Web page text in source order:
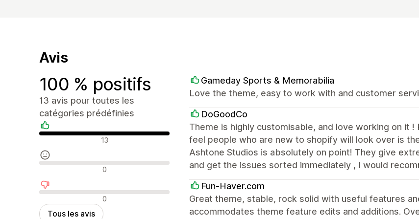
Avis
100 % positifs
13 avis pour toutes les
catégories prédéfinies
Avis positifs 13
Avis neutres 0
Avis négatifs 0
Tous les avis
Gameday Sports & Memorabilia
Love the theme, easy to work with and customer
DoGoodCo
Theme is highly customisable, and love working on it
feel people who are new to shopify will look over is
Ashtone Studios is absolutely on point! They give
and get the issues sorted immediately , I would
Fun-Haver.com
Great theme, stable, rock solid with useful features
accommodates theme feature edits and additions.